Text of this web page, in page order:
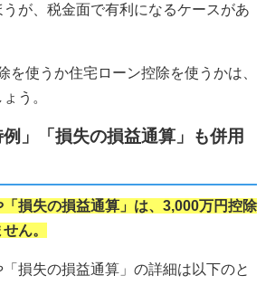
が、税金面で有利になるケースがあ
を使うか住宅ローン控除を使うかは、
う。
」「損失の損益通算」も併用
「損失の損益通算」は、3,000万円控除
ん。
「損失の損益通算」の詳細は以下のと